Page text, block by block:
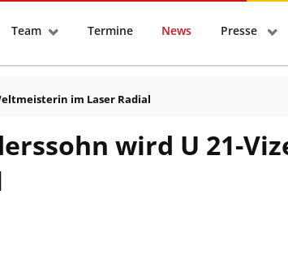
Team Termine News Presse
im Laser Radial
wird U 21-